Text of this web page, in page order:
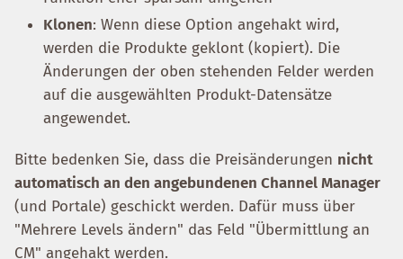
Klonen: Wenn diese Option angehakt wird,
werden die Produkte geklont (kopiert). Die
Änderungen der oben stehenden Felder werden
auf die ausgewählten Produkt-Datensätze
angewendet.
Bitte bedenken Sie, dass die Preisänderungen nicht
automatisch an den angebundenen Channel Manager
(und Portale) geschickt werden. Dafür muss über
"Mehrere Levels ändern" das Feld "Übermittlung an
CM" angehakt werden.